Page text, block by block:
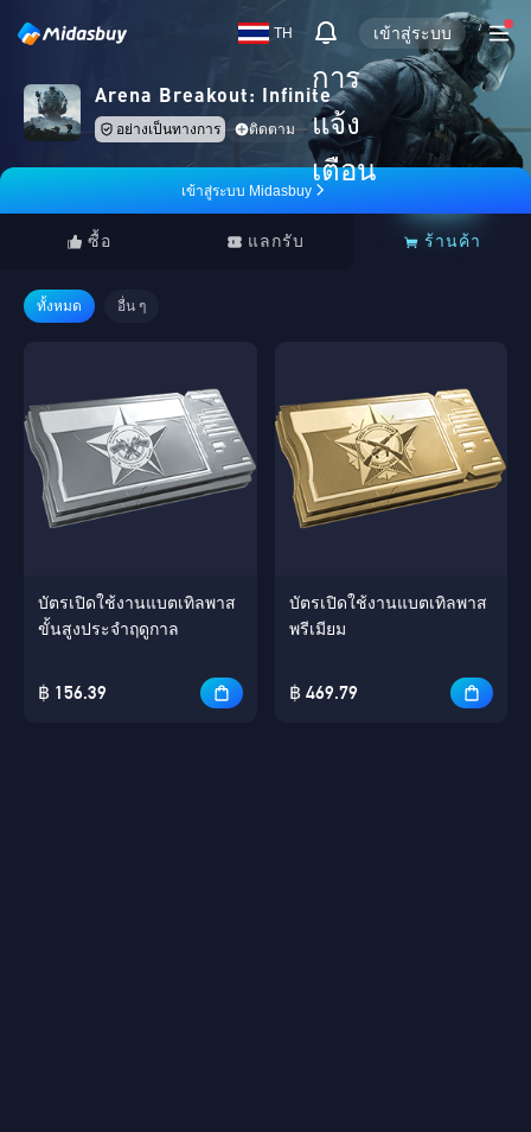
TH
การ
แจ้ง
เตือน
เข้าสู่ระบบ
Arena Breakout: Infinite
อย่างเป็นทางการ ติดตาม
เข้าสู่ระบบ Midasbuy
ซื้อ แลกรับ ร้านค้า
ทั้งหมด อื่น ๆ
บัตรเปิดใช้งานแบตเทิลพาส
ขั้นสูงประจำฤดูกาล
฿ 156.39
บัตรเปิดใช้งานแบตเทิลพาส
พรีเมียม
฿ 469.79